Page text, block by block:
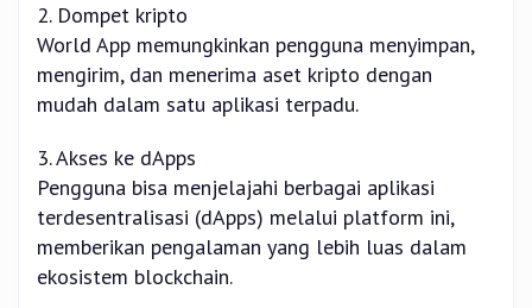
2. Dompet kripto
World App memungkinkan pengguna menyimpan,
mengirim, dan menerima aset kripto dengan
mudah dalam satu aplikasi terpadu.
3. Akses ke dApps
Pengguna bisa menjelajahi berbagai aplikasi
terdesentralisasi (dApps) melalui platform ini,
memberikan pengalaman yang lebih luas dalam
ekosistem blockchain.